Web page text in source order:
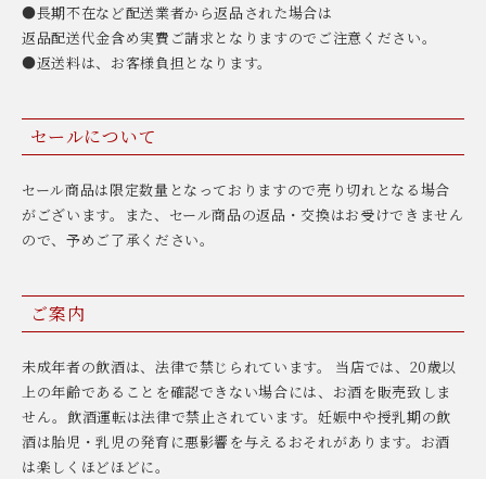
●長期不在など配送業者から返品された場合は
返品配送代金含め実費ご請求となりますのでご注意ください。
●返送料は、お客様負担となります。
セールについて
セール商品は限定数量となっておりますので売り切れとなる場合
がございます。また、セール商品の返品・交換はお受けできません
ので、予めご了承ください。
ご案内
未成年者の飲酒は、法律で禁じられています。 当店では、20歳以
上の年齢であることを確認できない場合には、お酒を販売致しま
せん。飲酒運転は法律で禁止されています。妊娠中や授乳期の飲
酒は胎児・乳児の発育に悪影響を与えるおそれがあります。お酒
は楽しくほどほどに。